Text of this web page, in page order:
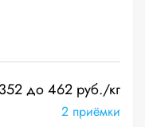
до 462 руб./кг
2 приёмки